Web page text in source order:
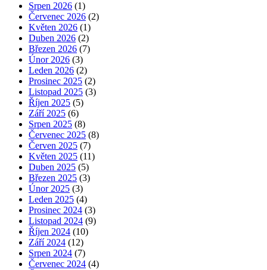
Srpen 2026 (1)
Červenec 2026 (2)
Květen 2026 (1)
Duben 2026 (2)
Březen 2026 (7)
Únor 2026 (3)
Leden 2026 (2)
Prosinec 2025 (2)
Listopad 2025 (3)
Říjen 2025 (5)
Září 2025 (6)
Srpen 2025 (8)
Červenec 2025 (8)
Červen 2025 (7)
Květen 2025 (11)
Duben 2025 (5)
Březen 2025 (3)
Únor 2025 (3)
Leden 2025 (4)
Prosinec 2024 (3)
Listopad 2024 (9)
Říjen 2024 (10)
Září 2024 (12)
Srpen 2024 (7)
Červenec 2024 (4)